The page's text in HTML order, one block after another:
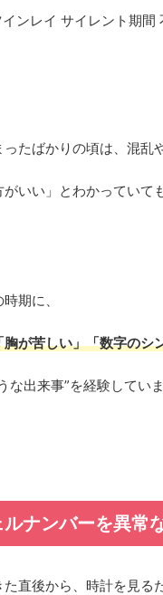
たばかりの頃は、混乱
いい」とわかっていて
期に、
が苦しい」「数字のシ
な出来事”を経験していま
ナンバーを異常
た直後から、時計を見る